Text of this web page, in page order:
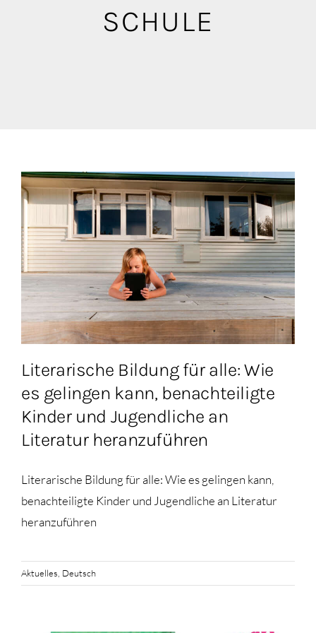
SCHULE
Literarische Bildung für alle: Wie
es gelingen kann, benachteiligte
Kinder und Jugendliche an
Literatur heranzuführen
Literarische Bildung für alle: Wie es gelingen kann,
benachteiligte Kinder und Jugendliche an Literatur
heranzuführen
Aktuelles Deutsch